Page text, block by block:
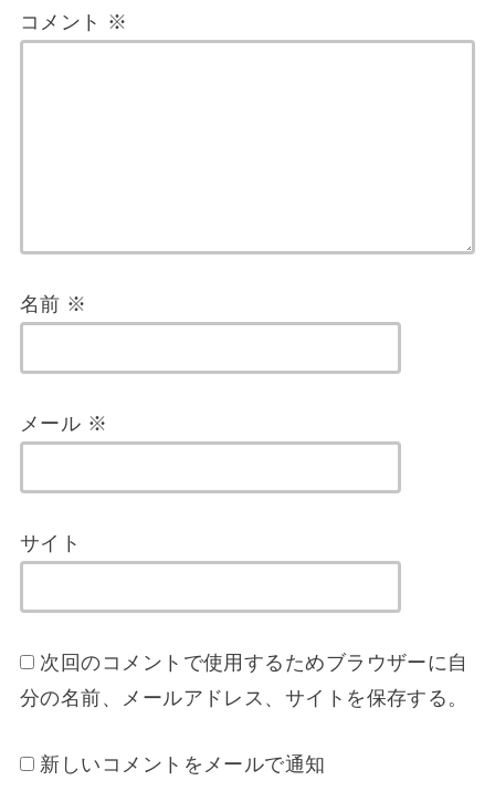
コメント ※
名前 ※
メール ※
サイト
次回のコメントで使用するためブラウザーに自
分の名前、メールアドレス、サイトを保存する。
新しいコメントをメールで通知